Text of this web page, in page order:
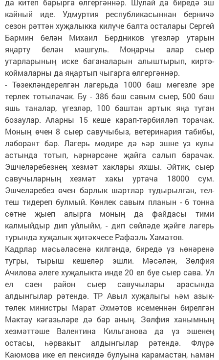
кайный иде. Удмуртия республикасыннан берничә
сезон рәттән хуҗалыкка килүче балта осталары Сергей
Бармин белән Михаил Бердников үгезләр утарын
яңарту белән мәшгуль. Моңарчы алар сыер
утарларының иске баганаларын алыштырып, киртә-
коймаларны да яңартып чыгарга өлгергәннәр.
- Төзекләндерелгән лагерьда 1000 баш мөгезле эре
терлек тотылачак. Бу - 386 баш савым сыер, 500 баш
яшь таналар, үгезләр, 100 баштан артык яңа туган
бозаулар. Аларны 15 кеше карап-тәрбияләп торачак.
Моның өчен 8 сыер савучыбыз, ветеринария табибы,
лаборант бар. Лагерь мөдире дә һәр эшне үз кулы
астында тотып, һәрнәрсәне җайга салып барачак.
Эшчеләребезнең хезмәт хаклары яхшы. Әйтик, сыер
савучыларның хезмәт хакы уртача 18000 сум.
Эшчеләребез өчен барлык шартлар тудырылган, тел-
теш тидереп булмый. Көнлек савым планын - 6 тонна
сөтне җыеп алырга моның да файдасы тими
калмыйдыр дип уйлыйм, - дип сөйләде җәйге лагерь
турында хуҗалык җитәкчесе Рафаэль Хаматов.
Кадрлар мәсьәләсенә килгәндә, биредә үз һөнәренә
тугры, тырыш кешеләр эшли. Мәсәлән, Зөлфия
Ачилова әлеге хуҗалыкта инде 20 ел буе сыер сава. Ул
ел саен район сыер савучылары арасында
алдынгылар рәтендә. ТР Авыл хуҗалыгы һәм азык-
төлек министры Марат Әхмәтов исеменнән бирелгән
Мактау кәгазьләре дә бар аның. Зөлфия ханымның
хезмәттәше Валентина Кильганова да үз эшенең
остасы, һәрвакыт алдынгылар рәтендә. Флүрә
Каюмова ике ел пенсиядә булуына карамастан, һаман